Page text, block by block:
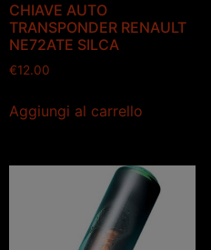
CHIAVE AUTO
TRANSPONDER RENAULT
NE72ATE SILCA
€12.00
Aggiungi al carrello